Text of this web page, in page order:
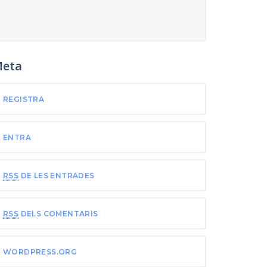
REGISTRA
ENTRA
RSS DE LES ENTRADES
RSS DELS COMENTARIS
WORDPRESS.ORG